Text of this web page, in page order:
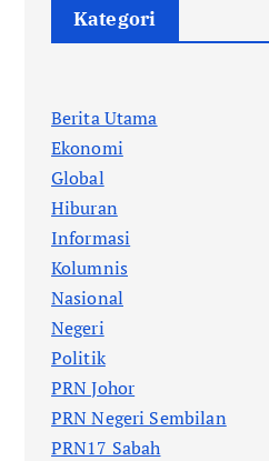
Kategori
Berita Utama
Ekonomi
Global
Hiburan
Informasi
Kolumnis
Nasional
Negeri
Politik
PRN Johor
PRN Negeri Sembilan
PRN17 Sabah